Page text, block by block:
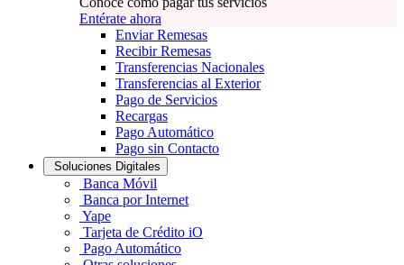
Entérate ahora
Enviar Remesas
Recibir Remesas
Transferencias Nacionales
Transferencias al Exterior
Pago de Servicios
Recargas
Pago Automático
Pago sin Contacto
Soluciones Digitales
Banca Móvil
Banca por Internet
Yape
Tarjeta de Crédito iO
Pago Automático